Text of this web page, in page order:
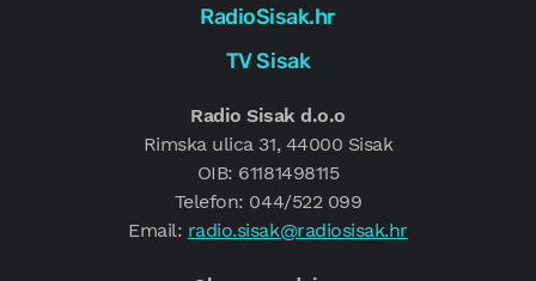
RadioSisak.hr
TV Sisak
Radio Sisak d.o.o
Rimska ulica 31, 44000 Sisak
OIB: 61181498115
Telefon: 044/522 099
Email: radio.sisak@radiosisak.hr